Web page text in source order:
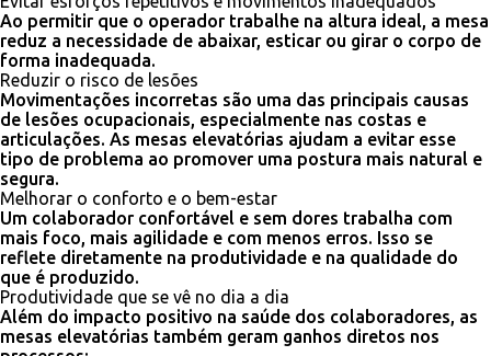
Ao permitir que o operador trabalhe na altura ideal, a mesa
reduz a necessidade de abaixar, esticar ou girar o corpo de
forma inadequada.
Reduzir o risco de lesões
Movimentações incorretas são uma das principais causas
de lesões ocupacionais, especialmente nas costas e
articulações. As mesas elevatórias ajudam a evitar esse
tipo de problema ao promover uma postura mais natural e
segura.
Melhorar o conforto e o bem-estar
Um colaborador confortável e sem dores trabalha com
mais foco, mais agilidade e com menos erros. Isso se
reflete diretamente na produtividade e na qualidade do
que é produzido.
Produtividade que se vê no dia a dia
Além do impacto positivo na saúde dos colaboradores, as
mesas elevatórias também geram ganhos diretos nos